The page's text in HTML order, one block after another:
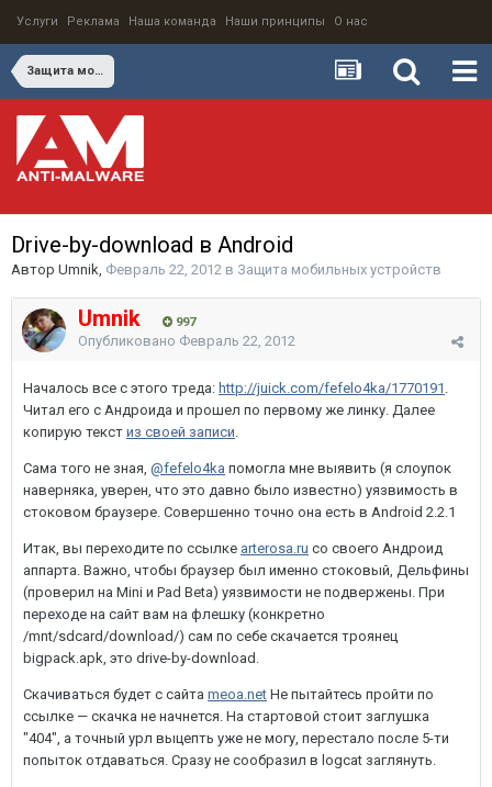
Услуги Реклама Наша команда Наши принципы О нас
Защита мобильных устройств
Drive-by-download в Android
Автор Umnik, Февраль 22, 2012 в Защита мобильных устройств
Umnik 997
Опубликовано Февраль 22, 2012
Началось все с этого треда: http://juick.com/fefelo4ka/1770191 .
Читал его с Андроида и прошел по первому же линку. Далее
копирую текст из своей записи.
Сама того не зная, @fefelo4ka помогла мне выявить (я слоупок
наверняка, уверен, что это давно было известно) уязвимость в
стоковом браузере. Совершенно точно она есть в Android 2.2.1
Итак, вы переходите по ссылке arterosa.ru со своего Андроид
аппарта. Важно, чтобы браузер был именно стоковый, Дельфины
(проверил на Mini и Pad Beta) уязвимости не подвержены. При
переходе на сайт вам на флешку (конкретно
/mnt/sdcard/download/) сам по себе скачается троянец
bigpack.apk, это drive-by-download.
Скачиваться будет с сайта meoa.net Не пытайтесь пройти по
ссылке — скачка не начнется. На стартовой стоит заглушка
"404", а точный урл выцепть уже не могу, перестало после 5-ти
попыток отдаваться. Сразу не сообразил в logcat заглянуть.